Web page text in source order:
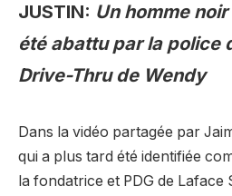
JUSTIN: Un homme
été abattu par la police
Drive-Thru de Wendy
Dans la vidéo partagée par
qui a plus tard été identifiée
la fondatrice et PDG de